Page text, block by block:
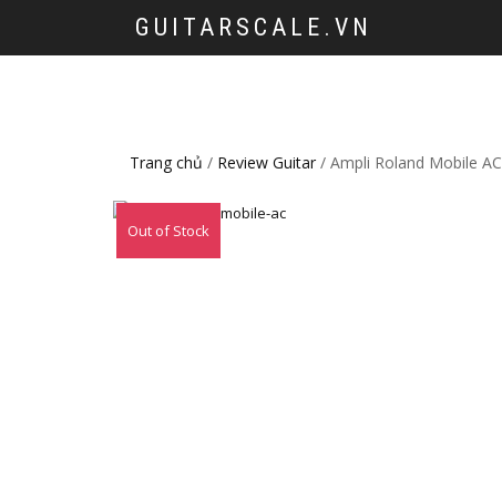
GUITARSCALE.VN
Trang chủ / Review Guitar / Ampli Roland Mobile AC
Out of Stock